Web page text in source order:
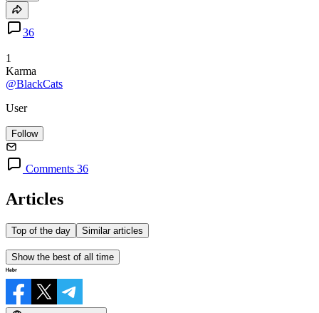
36
1
Karma
@BlackCats
User
Follow
Comments 36
Articles
Top of the day Similar articles
Show the best of all time